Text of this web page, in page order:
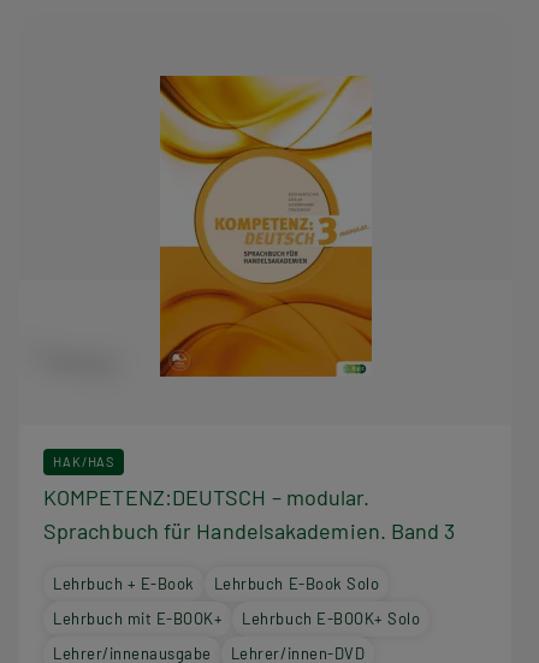
HAK/HAS
KOMPETENZ:DEUTSCH – modular.
Sprachbuch für Handelsakademien. Band 3
Lehrbuch + E-Book
Lehrbuch E-Book Solo
Lehrbuch mit E-BOOK+
Lehrbuch E-BOOK+ Solo
Lehrer/innenausgabe
Lehrer/innen-DVD